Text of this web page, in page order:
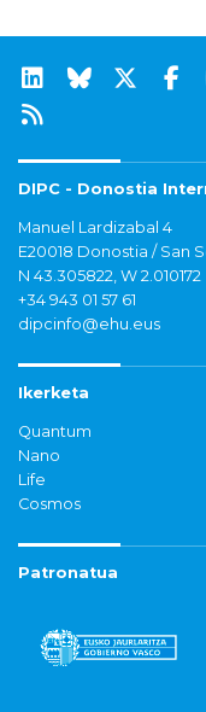
DIPC - Donostia
Manuel Lardizabal 4
E20018 Donostia / San
N 43.305822, W 2.010172
+34 943 01 57 61
dipcinfo@ehu.eus
Ikerketa
Quantum
Nano
Life
Cosmos
Patronatua